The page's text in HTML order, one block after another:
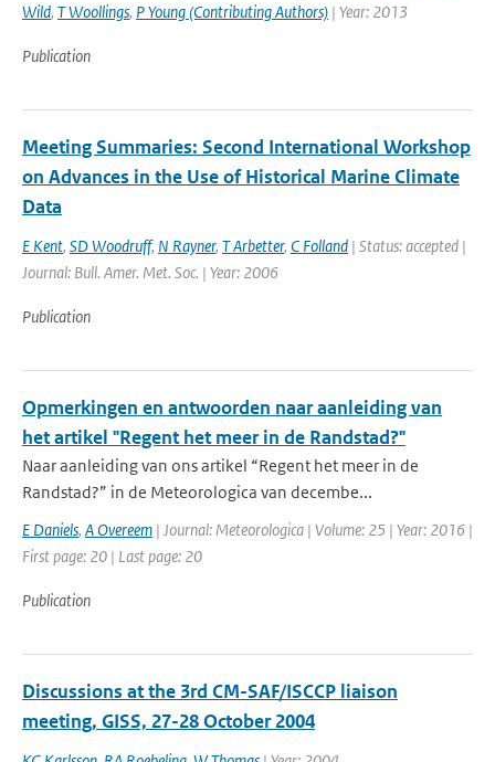
Wild, T Woollings, P Young (Contributing Authors) | Year: 2013
Publication
Meeting Summaries: Second International Workshop
on Advances in the Use of Historical Marine Climate
Data
E Kent, SD Woodruff, N Rayner, T Arbetter, C Folland | Status: accepted |
Journal: Bull. Amer. Met. Soc. | Year: 2006
Publication
Opmerkingen en antwoorden naar aanleiding van
het artikel "Regent het meer in de Randstad?"
Naar aanleiding van ons artikel “Regent het meer in de
Randstad?” in de Meteorologica van decembe...
E Daniels, A Overeem | Journal: Meteorologica | Volume: 25 | Year: 2016 |
First page: 20 | Last page: 20
Publication
Discussions at the 3rd CM-SAF/ISCCP liaison
meeting, GISS, 27-28 October 2004